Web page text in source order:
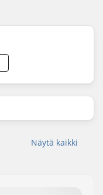
Näytä kaikki